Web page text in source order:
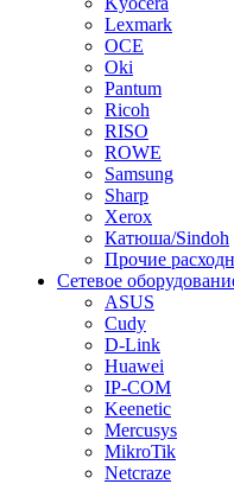
Lexmark
OCE
Oki
Pantum
Ricoh
RISO
ROWE
Samsung
Sharp
Xerox
Катюша/Sindoh
Прочие
Сетевое
ASUS
Cudy
D-Link
Huawei
IP-COM
Keenetic
Mercusys
MikroTik
Netcraze